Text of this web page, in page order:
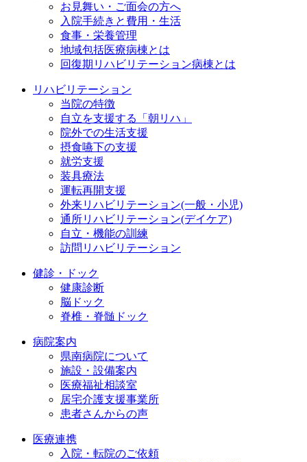
お見舞い・ご面会の方へ
入院手続きと費用・生活
食事・栄養管理
地域包括医療病棟とは
回復期リハビリテーション病棟とは
リハビリテーション
当院の特徴
自立を支援する「朝リハ」
院外での生活支援
摂食嚥下の支援
就労支援
装具療法
運転再開支援
外来リハビリテーション(一般・小児)
通所リハビリテーション(デイケア)
自立・機能の訓練
訪問リハビリテーション
健診・ドック
健康診断
脳ドック
脊椎・脊髄ドック
病院案内
県南病院について
施設・設備案内
医療福祉相談室
居宅介護支援事業所
患者さんからの声
医療連携
入院・転院のご依頼